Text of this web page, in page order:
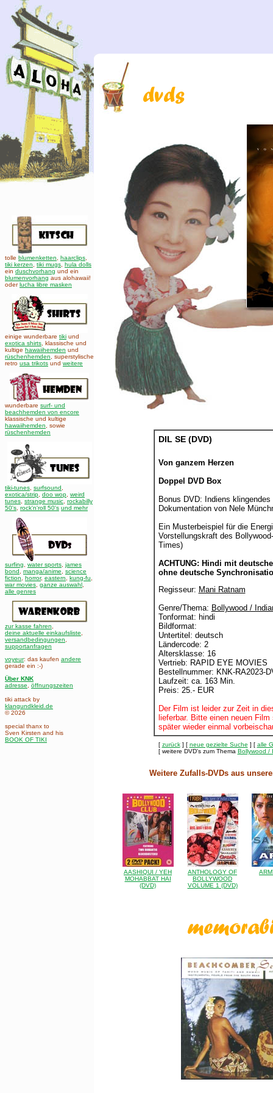
tolle blumenketten haarclips
tiki kerzen
tiki mugs hula dolls
ein duschvorhang und ein
blumenvorhang aus alohawaii!
oderlucha libre masken
einige wunderbare tiki und
exotica shirts , klassische und
kultige hawaiihemden und
rüschenhemden , superstylische
retro usa trikots und weitere
wunderbare surf- und
beachhemden von encore
klassische und kultige
hawaiihemden
sowie
rüschenhemden
tiki-tunes surfsound
exotica/strip doo wop weird
tunes strange music rockabilly
50's rock'n'roll 50's und mehr
surfing water sports james
bond
manga/anime
science
fiction
horror, eastern kung-fu
war movies ganze auswahl
alle genres
zur kasse fahren
deine aktuelle einkaufsliste
versandbedingungen
supportanfragen
voyeur: das kaufen andere
gerade ein :-)
Über KNK
adresse
öffnungszeiten
tiki attack by
klangundkleid.de
© 2026
special thanx to
Sven Kirsten and his
BOOK OF TIKI
DIL SE (DVD)
Von ganzem Herzen
Doppel DVD Box
Bonus DVD: Indiens
Dokumentation von Nele
Ein Musterbeispiel für die
Vorstellungskraft des
Times)
ACHTUNG: Hindi mit
ohne deutsche
Regisseur: Mani Ratnam
Genre/Thema: Bollywood /
Tonformat: hindi
Bildformat:
Untertitel: deutsch
Ländercode: 2
Altersklasse: 16
Vertrieb: RAPID EYE MOVIES
Bestellnummer: KNK-RA2023-
Laufzeit: ca. 163 Min.
Preis: 25.- EUR
Der Film ist leider zur Zeit in
lieferbar. Bitte einen neuen Film
später wieder einmal
[ zurück] [ neue gezielte Suche ] [ alle
[ weitere DVD's zum Thema Bollywood /
Weitere Zufalls-DVDs aus
AASHIQUI / YEH
MOHABBAT HAI
(DVD)
ANTHOLOGY OF
BOLLYWOOD
VOLUME 1 (DVD)